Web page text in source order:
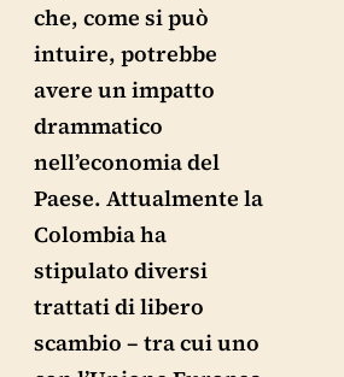
che, come si può
intuire, potrebbe
avere un impatto
drammatico
nell’economia del
Paese. Attualmente la
Colombia ha
stipulato diversi
trattati di libero
scambio – tra cui uno